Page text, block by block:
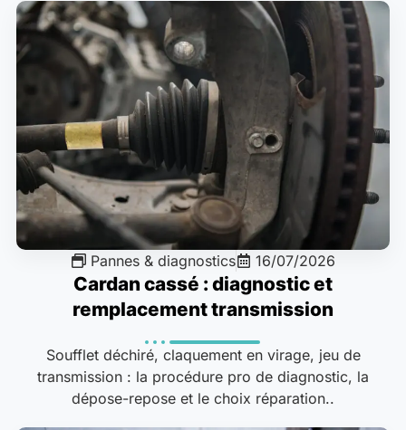
Pannes & diagnostics 16/07/2026
Cardan cassé : diagnostic et
remplacement transmission
Soufflet déchiré, claquement en virage, jeu de
transmission : la procédure pro de diagnostic, la
dépose-repose et le choix réparation..